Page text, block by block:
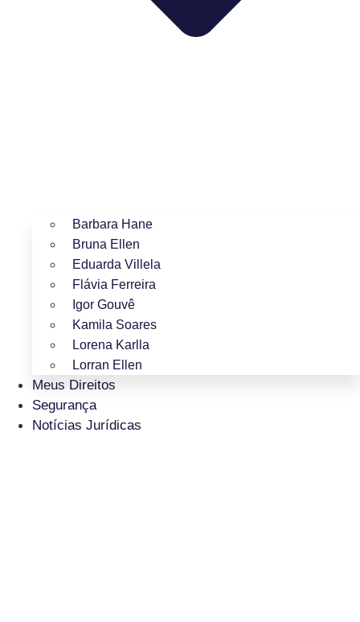
Barbara Hane
Bruna Ellen
Eduarda Villela
Flávia Ferreira
Igor Gouvê
Kamila Soares
Lorena Karlla
Lorran Ellen
Meus Direitos
Segurança
Notícias Jurídicas